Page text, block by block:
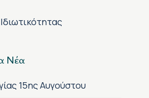
Νέα
15ης Αυγούστου